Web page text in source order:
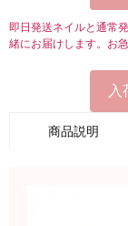
即日発送ネイルと通常
緒にお届けします。お
入
商品説明